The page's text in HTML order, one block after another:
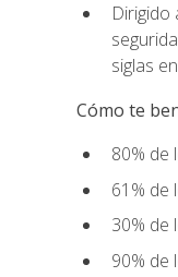
Dirigido
siglas
Cómo te
80% de
61% de
30% de
90% de